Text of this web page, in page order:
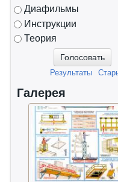
обозначение
сварного
соединения
С1
Диафильмы
Инструкции
Теория
Результаты
Галерея